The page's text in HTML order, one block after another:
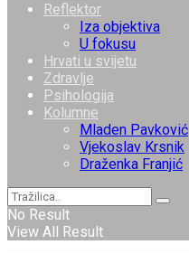
Reflektor
Iza objektiva
U fokusu
Hrvati u svijetu
Zdravlje
Psihologija
Kolumne
Mladen Pavković
Vjekoslav Krsnik
Draženka Franjić
No Result
View All Result